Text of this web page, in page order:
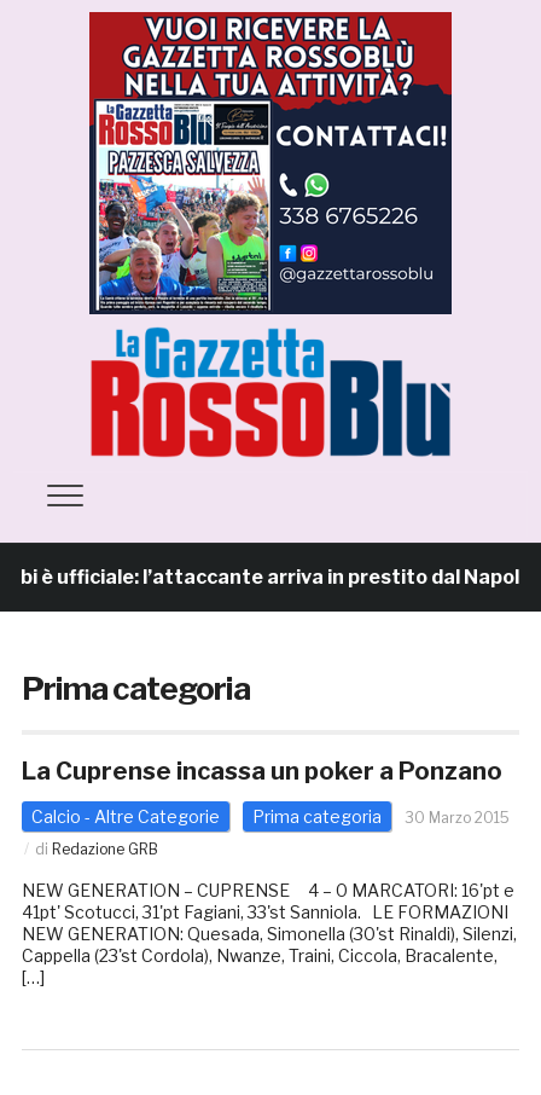
è ufficiale: l’attaccante arriva in prestito dal Napoli
Prima categoria
La Cuprense incassa un poker a Ponzano
Calcio - Altre Categorie Prima categoria
30 Marzo 2015
di Redazione GRB
NEW GENERATION – CUPRENSE 4 – 0 MARCATORI: 16'pt e
41pt' Scotucci, 31'pt Fagiani, 33'st Sanniola. LE FORMAZIONI
NEW GENERATION: Quesada, Simonella (30'st Rinaldi), Silenzi,
Cappella (23'st Cordola), Nwanze, Traini, Ciccola, Bracalente,
[…]